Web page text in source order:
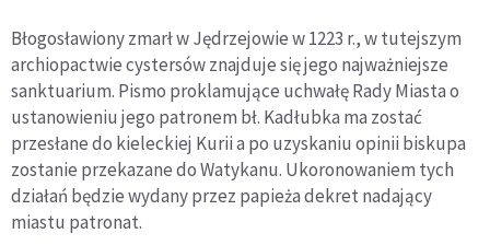
Błogosławiony zmarł w Jędrzejowie w 1223 r., w tutejszym
archiopactwie cystersów znajduje się jego najważniejsze
sanktuarium. Pismo proklamujące uchwałę Rady Miasta o
ustanowieniu jego patronem bł. Kadłubka ma zostać
przesłane do kieleckiej Kurii a po uzyskaniu opinii biskupa
zostanie przekazane do Watykanu. Ukoronowaniem tych
działań będzie wydany przez papieża dekret nadający
miastu patronat.